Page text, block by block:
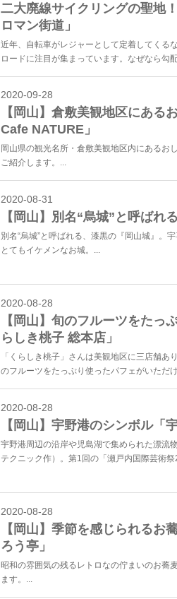
二大廃線サイクリングの聖地
ロマン街道」
近年、自転車がレジャーとして定着してくる
ロードに注目が集まっています。なぜなら勾
2020-09-28
【岡山】倉敷美観地区にある
Cafe NATURE」
岡山県の観光名所・倉敷美観地区内にあるお
ご紹介します。...
2020-08-31
【岡山】別名“烏城”と呼ばれ
別名“烏城”と呼ばれる、漆黒の『岡山城』。
とてもイケメンなお城。...
2020-08-28
【岡山】旬のフルーツをたっ
らしき桃子 総本店」
「くらしき桃子」さんは美観地区に三店舗
のフルーツをたっぷり使ったパフェがいただ
2020-08-28
【岡山】宇野港のシンボル「
宇野港周辺の沿岸や児島湖で集められた漂流
テクニック作）。第1回の「瀬戸内国際芸術
2020-08-28
【岡山】季節を感じられるお
ろう亭」
昭和の雰囲気の残るレトロなの佇まいのお蕎
ます。...